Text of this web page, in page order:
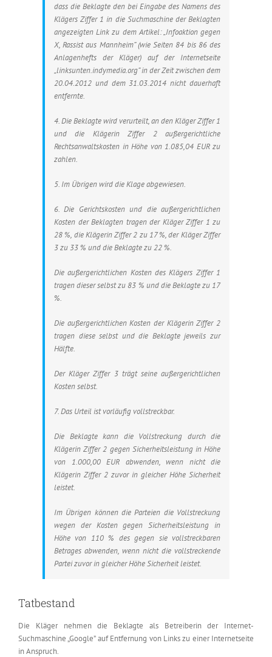
dass die Beklagte den bei Eingabe des Namens des
Klägers Ziffer 1 in die Suchmaschine der Beklagten
angezeigten Link zu dem Artikel: „Infoaktion gegen
X, Rassist aus Mannheim” (wie Seiten 84 bis 86 des
Anlagenhefts der Kläger) auf der Internetseite
„linksunten.indymedia.org” in der Zeit zwischen dem
20.04.2012 und dem 31.03.2014 nicht dauerhaft
entfernte.
4. Die Beklagte wird verurteilt, an den Kläger Ziffer 1
und die Klägerin Ziffer 2 außergerichtliche
Rechtsanwaltskosten in Höhe von 1.085,04 EUR zu
zahlen.
5. Im Übrigen wird die Klage abgewiesen.
6. Die Gerichtskosten und die außergerichtlichen
Kosten der Beklagten tragen der Kläger Ziffer 1 zu
28 %, die Klägerin Ziffer 2 zu 17 %, der Kläger Ziffer
3 zu 33 % und die Beklagte zu 22 %.
Die außergerichtlichen Kosten des Klägers Ziffer 1
tragen dieser selbst zu 83 % und die Beklagte zu 17
%.
Die außergerichtlichen Kosten der Klägerin Ziffer 2
tragen diese selbst und die Beklagte jeweils zur
Hälfte.
Der Kläger Ziffer 3 trägt seine außergerichtlichen
Kosten selbst.
7. Das Urteil ist vorläufig vollstreckbar.
Die Beklagte kann die Vollstreckung durch die
Klägerin Ziffer 2 gegen Sicherheitsleistung in Höhe
von 1.000,00 EUR abwenden, wenn nicht die
Klägerin Ziffer 2 zuvor in gleicher Höhe Sicherheit
leistet.
Im Übrigen können die Parteien die Vollstreckung
wegen der Kosten gegen Sicherheitsleistung in
Höhe von 110 % des gegen sie vollstreckbaren
Betrages abwenden, wenn nicht die vollstreckende
Partei zuvor in gleicher Höhe Sicherheit leistet.
Tatbestand
Die Kläger nehmen die Beklagte als Betreiberin der Internet-
Suchmaschine „Google” auf Entfernung von Links zu einer Internetseite
in Anspruch.